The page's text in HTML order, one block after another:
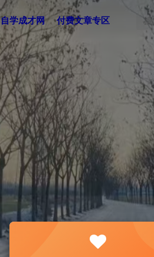
自学成才网 付费文章专区